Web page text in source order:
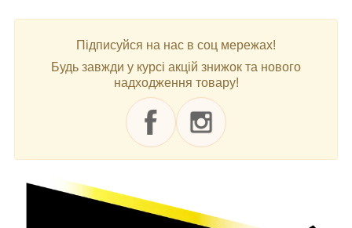
Підписуйся на нас в соц мережах!
Будь завжди у курсі акцій знижок та нового
надходження товару!